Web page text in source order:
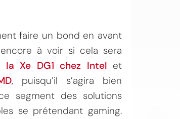
faire un bond en avant
à voir si cela sera
Xe DG1 chez Intel et
, puisqu’il s’agira bien
segment des solutions
se prétendant gaming.